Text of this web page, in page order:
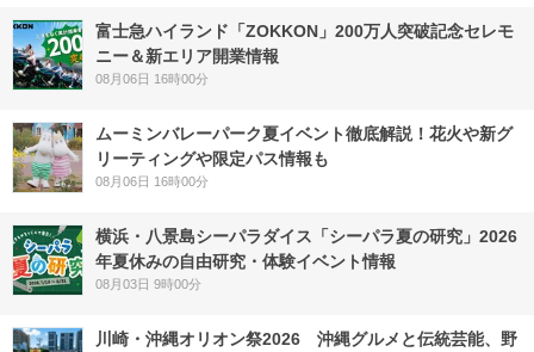
富士急ハイランド「ZOKKON」200万人突破記念セレモ
ニー＆新エリア開業情報
08月06日 16時00分
ムーミンバレーパーク夏イベント徹底解説！花火や新グ
リーティングや限定パス情報も
08月06日 16時00分
横浜・八景島シーパラダイス「シーパラ夏の研究」2026
年夏休みの自由研究・体験イベント情報
08月03日 9時00分
川崎・沖縄オリオン祭2026 沖縄グルメと伝統芸能、野